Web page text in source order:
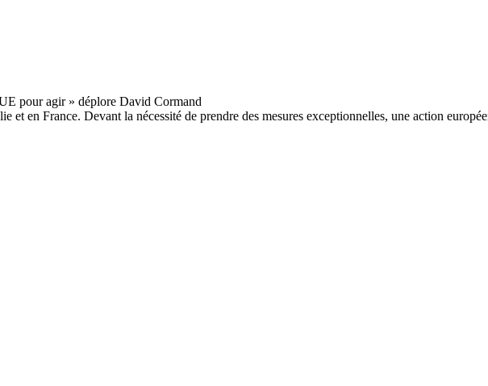
et en France. Devant la nécessité de prendre des mesures exceptionnelles, une action